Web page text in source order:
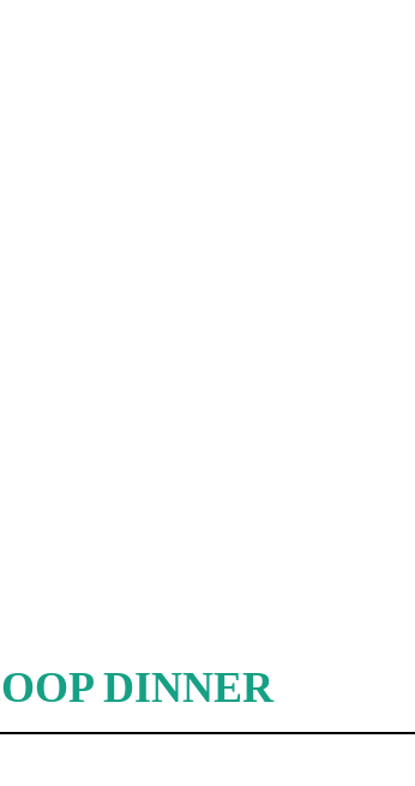
DINNER